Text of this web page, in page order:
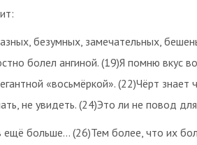
безумных, замечательных,
болел ангиной. (19)Я помню вкус
«восьмёркой». (22)Чёрт
не увидеть. (24)Это ли не повод для
больше… (26)Тем более, что их